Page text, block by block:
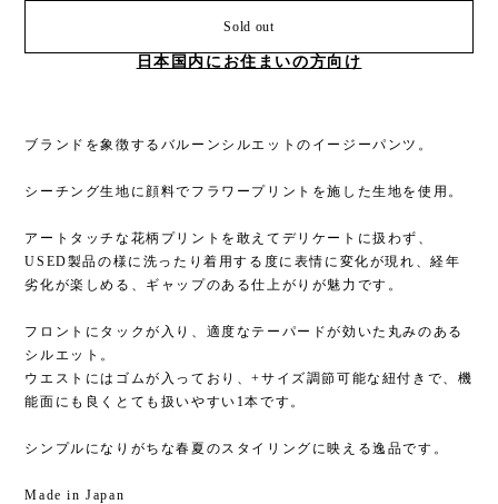
Sold out
日本国内にお住まいの方向け
ブランドを象徴するバルーンシルエットのイージーパンツ。
シーチング生地に顔料でフラワープリントを施した生地を使用。
アートタッチな花柄プリントを敢えてデリケートに扱わず、
USED製品の様に洗ったり着用する度に表情に変化が現れ、経年
劣化が楽しめる、ギャップのある仕上がりが魅力です。
フロントにタックが入り、適度なテーパードが効いた丸みのある
シルエット。
ウエストにはゴムが入っており、+サイズ調節可能な紐付きで、機
能面にも良くとても扱いやすい1本です。
シンプルになりがちな春夏のスタイリングに映える逸品です。
Made in Japan